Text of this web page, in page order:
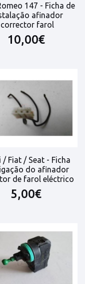
147 - Ficha de
afinador
corrector farol
10,00€
/ Fiat / Seat - Ficha
do afinador
de farol eléctrico
5,00€